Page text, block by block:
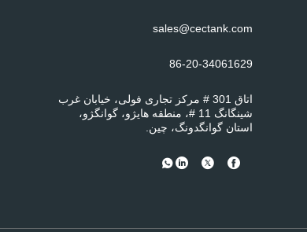
sales@cectank.com
86-20-34061629
اتاق 301 # مرکز تجاری فولی، خیابان غرب
شینگانگ 11 #، منطقه هایژو، گوانگژو،
استان گوانگدونگ، چین.